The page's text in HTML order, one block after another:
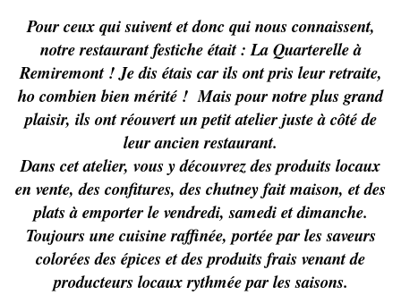
Pour ceux qui suivent et donc qui nous connaissent,
notre restaurant festiche était : La Quarterelle à
Remiremont ! Je dis étais car ils ont pris leur retraite,
ho combien bien mérité ! Mais pour notre plus grand
plaisir, ils ont réouvert un petit atelier juste à côté de
leur ancien restaurant.
Dans cet atelier, vous y découvrez des produits locaux
en vente, des confitures, des chutney fait maison, et des
plats à emporter le vendredi, samedi et dimanche.
Toujours une cuisine raffinée, portée par les saveurs
colorées des épices et des produits frais venant de
producteurs locaux rythmée par les saisons.